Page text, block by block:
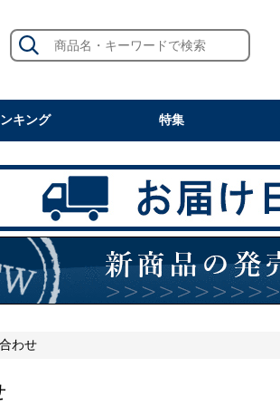
キング 特集
わせ